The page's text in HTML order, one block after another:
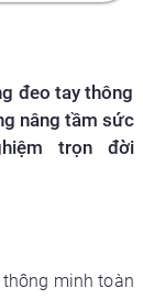
đeo tay thông
nâng tầm sức
trọn đời
minh toàn